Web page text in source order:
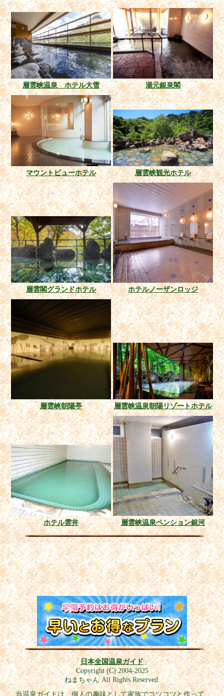
層雲峡温泉 ホテル大雪 湯元銀泉閣
マウントビューホテル 層雲峡観光ホテル
層雲閣グランドホテル ホテルノーザンロッジ
層雲峡朝陽亭 層雲峡温泉朝陽リゾートホテル
ホテル雲井 層雲峡温泉ペンション銀河
「日本全国温泉ガイド」
Copyright (C) 2004-2025
ねまちゃん All Rights Reserved.
当温泉ガイドは、個人の趣味として家族でコツコツと作って